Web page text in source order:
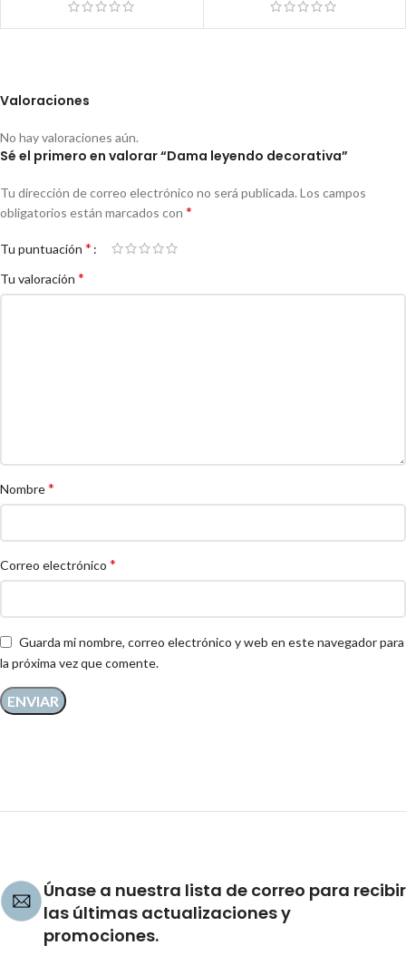
Valoraciones
No hay valoraciones aún.
Sé el primero en valorar “Dama leyendo decorativa”
Tu dirección de correo electrónico no será publicada. Los campos
obligatorios están marcados con *
Tu puntuación *
Tu valoración *
Nombre*
Correo electrónico *
Guarda mi nombre, correo electrónico y web en este navegador para
la próxima vez que comente.
Únase a nuestra lista de correo para recibir
las últimas actualizaciones y
promociones.